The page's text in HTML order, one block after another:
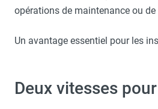
FARM au gaz
d'atelier granulés / bois /
fixe mural
opérations de maintenance ou
Un avantage essentiel pour les
Deux vitesses